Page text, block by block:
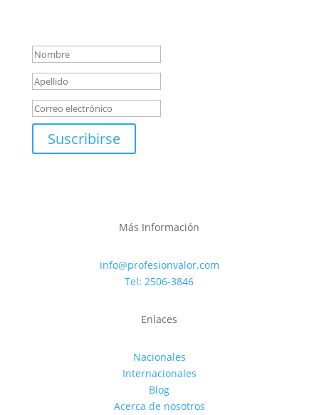
Suscribirse
Más Información
info@profesionvalor.com
Tel: 2506-3846
Enlaces
Nacionales
Internacionales
Blog
Acerca de nosotros